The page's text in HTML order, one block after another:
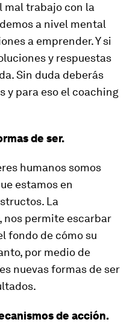
mal trabajo con la
a nivel mental
a emprender. Y si
y respuestas
Sin duda deberás
y para eso el coaching
de ser.
humanos somos
estamos en
La
nos permite escarbar
fondo de cómo su
por medio de
nuevas formas de ser
de acción.